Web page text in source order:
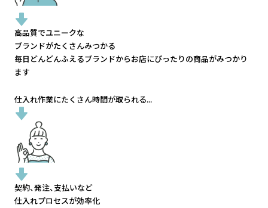
高品質でユニークな
ブランドがたくさんみつかる
毎日どんどんふえるブランドからお店にぴったりの商品がみつかり
ます
仕入れ作業にたくさん時間が取られる...
契約、発注、支払いなど
仕入れプロセスが効率化